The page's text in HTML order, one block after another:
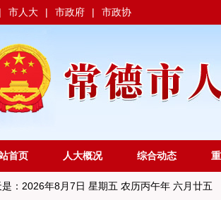
| 市人大 | 市政府 | 市政协
首页 人大概况 综合动态
： 2026年8月7日 星期五 农历丙午年 六月廿五